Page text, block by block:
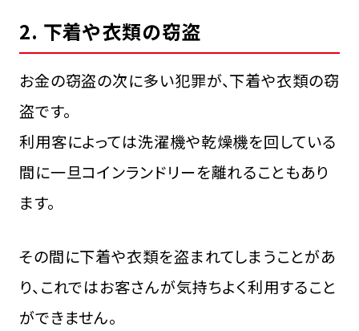
2. 下着や衣類の窃盗
お金の窃盗の次に多い犯罪が、下着や衣類の窃
盗です。
利用客によっては洗濯機や乾燥機を回している
間に一旦コインランドリーを離れることもあり
ます。
その間に下着や衣類を盗まれてしまうことがあ
り、これではお客さんが気持ちよく利用すること
ができません。